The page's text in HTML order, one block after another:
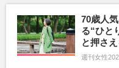
70歳人
る“ひと
と押さ
週刊女性